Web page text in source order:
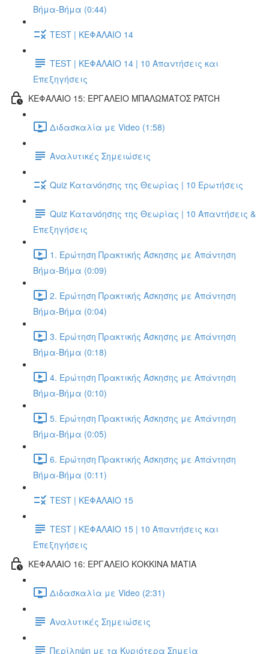
Βήμα-Βήμα (0:44)
TEST | ΚΕΦΑΛΑΙΟ 14
TEST | ΚΕΦΑΛΑΙΟ 14 | 10 Απαντήσεις και
Επεξηγήσεις
ΚΕΦΑΛΑΙΟ 15: ΕΡΓΑΛΕΙΟ ΜΠΑΛΩΜΑΤΟΣ PATCH
Διδασκαλία με Video (1:58)
Αναλυτικές Σημειώσεις
Quiz Κατανόησης της Θεωρίας | 10 Ερωτήσεις
Quiz Κατανόησης της Θεωρίας | 10 Απαντήσεις &
Επεξηγήσεις
1. Ερώτηση Πρακτικής Άσκησης με Απάντηση
Βήμα-Βήμα (0:09)
2. Ερώτηση Πρακτικής Άσκησης με Απάντηση
Βήμα-Βήμα (0:04)
3. Ερώτηση Πρακτικής Άσκησης με Απάντηση
Βήμα-Βήμα (0:18)
4. Ερώτηση Πρακτικής Άσκησης με Απάντηση
Βήμα-Βήμα (0:10)
5. Ερώτηση Πρακτικής Άσκησης με Απάντηση
Βήμα-Βήμα (0:05)
6. Ερώτηση Πρακτικής Άσκησης με Απάντηση
Βήμα-Βήμα (0:11)
TEST | ΚΕΦΑΛΑΙΟ 15
TEST | ΚΕΦΑΛΑΙΟ 15 | 10 Απαντήσεις και
Επεξηγήσεις
ΚΕΦΑΛΑΙΟ 16: ΕΡΓΑΛΕΙΟ ΚΟΚΚΙΝΑ ΜΑΤΙΑ
Διδασκαλία με Video (2:31)
Αναλυτικές Σημειώσεις
Περίληψη με τα Κυριότερα Σημεία